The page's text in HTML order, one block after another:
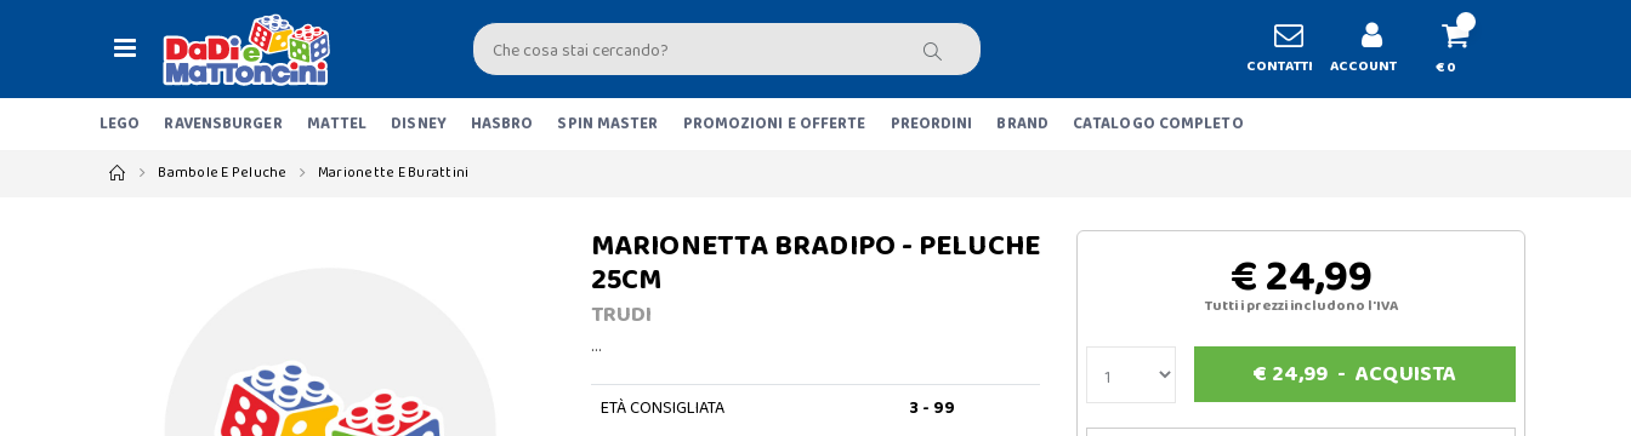
CONTATTI ACCOUNT € 0
LEGO RAVENSBURGER MATTEL DISNEY HASBRO SPIN MASTER PROMOZIONI E OFFERTE PREORDINI BRAND CATALOGO COMPLETO
Bambole E Peluche Marionette E Burattini
MARIONETTA BRADIPO - PELUCHE
25CM
TRUDI
…
ETÀ CONSIGLIATA 3 - 99
€ 24,99
Tutti i prezzi includono l'IVA
€ 24,99 -ACQUISTA